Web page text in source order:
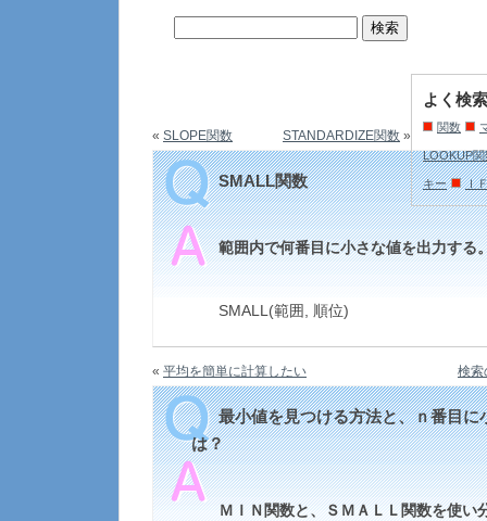
よく検
関数
LOOKUP関
キー Ｉ
« SLOPE関数 STANDARDIZE関数 »
SMALL関数
範囲内で何番目に小さな値を出力する
SMALL(範囲, 順位)
« 平均を簡単に計算したい 検索
最小値を見つける方法と、ｎ番目に
は？
ＭＩＮ関数と、ＳＭＡＬＬ関数を使い